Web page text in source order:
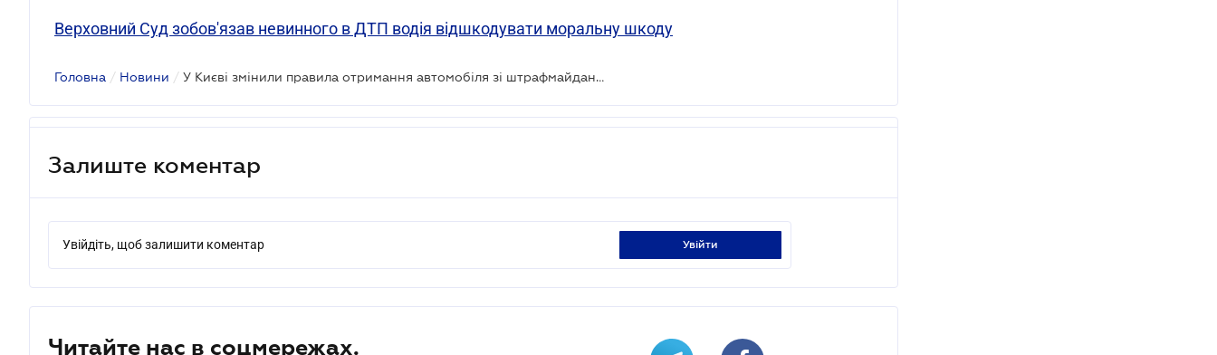
Верховний Суд зобов'язав невинного в ДТП водія відшкодувати моральну шкоду
Головна / Новини / У Києві змінили правила отримання автомобіля зі штрафмайданчика
Залиште коментар
Увійдіть, щоб залишити коментар увійти
Читайте нас в соцмережах.